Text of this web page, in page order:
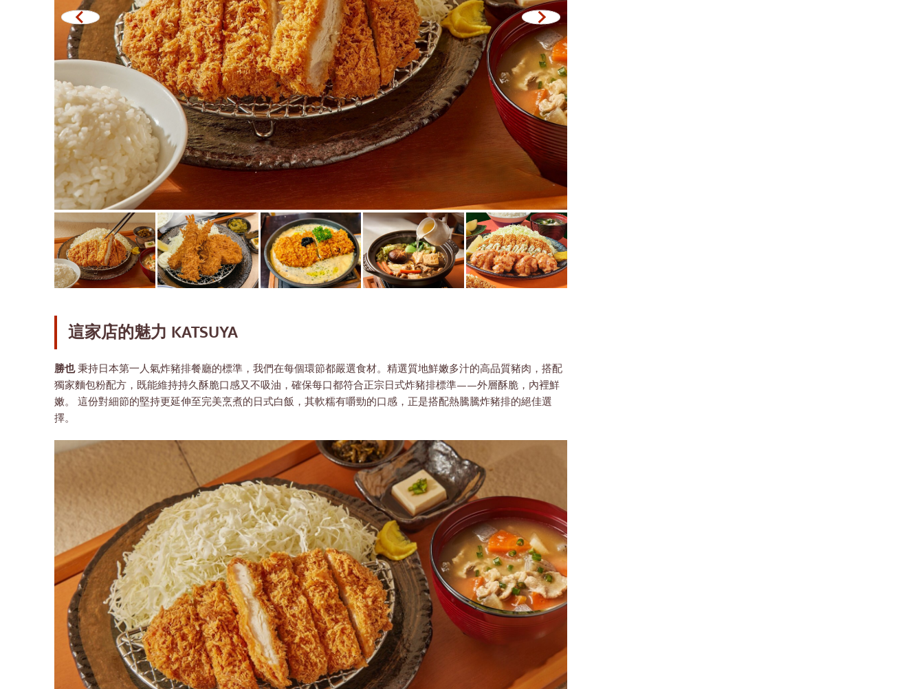
米其林
牛排
油炸食品
日式火鍋
烤串/烤內臟
傳統日本餐廳
章魚燒
關東煮/日式燉菜
套餐/日本家常菜
便當/日本料理配送服務
中央世界
暖武里府
清邁
拉差帕拉奧
北欖府
巴吞他尼府
沙沒沙空
普吉島
芭堤雅
塔尼亞
拉瑪三世
拉瑪四世
這家店的魅力 KATSUYA
勝也秉持日本第一人氣炸豬排餐廳的標準，我們在每個環節都嚴選食材。精選質地鮮嫩多汁的高品質豬肉，搭配
獨家麵包粉配方，既能維持持久酥脆口感又不吸油，確保每口都符合正宗日式炸豬排標準——外層酥脆，內裡鮮
嫩。 這份對細節的堅持更延伸至完美烹煮的日式白飯，其軟糯有嚼勁的口感，正是搭配熱騰騰炸豬排的絕佳選
擇。